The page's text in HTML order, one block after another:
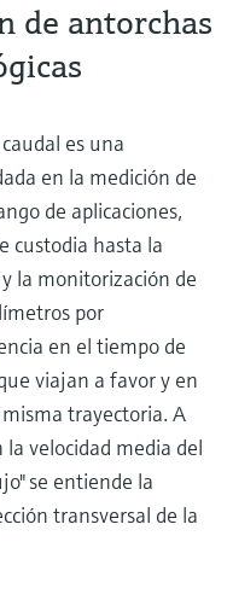
de antorchas
es una
en la medición de
de aplicaciones,
custodia hasta la
la monitorización de
por
en el tiempo de
viajan a favor y en
trayectoria. A
velocidad media del
se entiende la
transversal de la